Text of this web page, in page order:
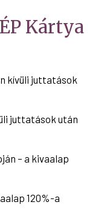
Kártya
kívüli juttatások
juttatások után
– a kivaalap
120%-a